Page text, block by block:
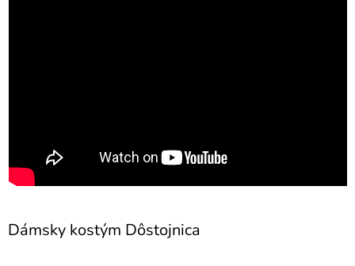
Dámsky kostým Dôstojnica